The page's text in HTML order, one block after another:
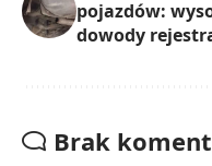
pojazdów:
dowody
Brak